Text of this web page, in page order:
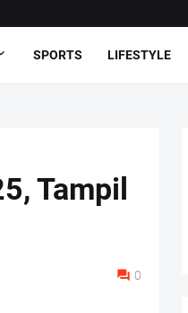
SPORTS LIFESTYLE
Tampil
0